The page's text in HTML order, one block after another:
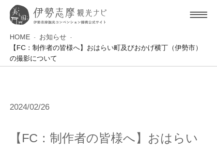
HOME
お知らせ
【FC：制作者の皆様へ】おはらい町及びおかげ横丁（伊勢市）
の撮影について
2024/02/26
【FC：制作者の皆様へ】おはらい